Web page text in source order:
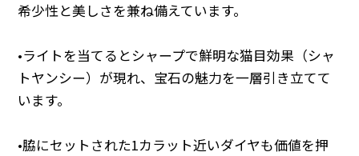
希少性と美しさを兼ね備えています。
•ライトを当てるとシャープで鮮明な猫目効果（シャ
トヤンシー）が現れ、宝石の魅力を一層引き立てて
います。
•脇にセットされた1カラット近いダイヤも価値を押